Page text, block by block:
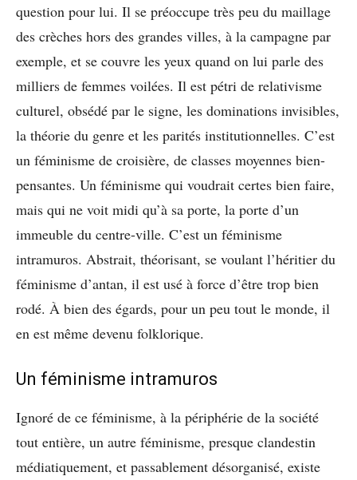
question pour lui. Il se préoccupe très peu du maillage
des crèches hors des grandes villes, à la campagne par
exemple, et se couvre les yeux quand on lui parle des
milliers de femmes voilées. Il est pétri de relativisme
culturel, obsédé par le signe, les dominations invisibles,
la théorie du genre et les parités institutionnelles. C’est
un féminisme de croisière, de classes moyennes bien-
pensantes. Un féminisme qui voudrait certes bien faire,
mais qui ne voit midi qu’à sa porte, la porte d’un
immeuble du centre-ville. C’est un féminisme
intramuros. Abstrait, théorisant, se voulant l’héritier du
féminisme d’antan, il est usé à force d’être trop bien
rodé. À bien des égards, pour un peu tout le monde, il
en est même devenu folklorique.
Un féminisme intramuros
Ignoré de ce féminisme, à la périphérie de la société
tout entière, un autre féminisme, presque clandestin
médiatiquement, et passablement désorganisé, existe